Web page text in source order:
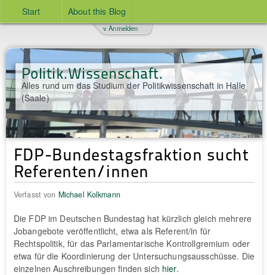
Start About this Blog
Politik.Wissenschaft.
Alles rund um das Studium der Politikwissenschaft in Halle
(Saale)
v Anmelden
FDP-Bundestagsfraktion sucht
Referenten/innen
Verfasst von Michael Kolkmann
Die FDP im Deutschen Bundestag hat kürzlich gleich mehrere
Jobangebote veröffentlicht, etwa als Referent/in für
Rechtspolitik, für das Parlamentarische Kontrollgremium oder
etwa für die Koordinierung der Untersuchungsausschüsse. Die
einzelnen Auschreibungen finden sich hier.